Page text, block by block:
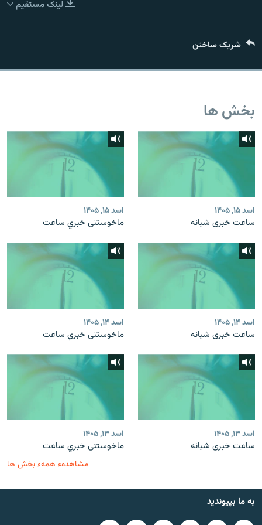
صفحه پشتو
همۀ سایت‌های رادیو آزادی/ رادیو اروپای آزاد
لینک مستقیم
شریک ساختن
بخش ها
اسد ۱۵, ۱۴۰۵
ساعت خبری شبانه
اسد ۱۵, ۱۴۰۵
ماخوستنی خبري ساعت
اسد ۱۴, ۱۴۰۵
ساعت خبری شبانه
اسد ۱۴, ۱۴۰۵
ماخوستنی خبري ساعت
اسد ۱۳, ۱۴۰۵
ساعت خبری شبانه
اسد ۱۳, ۱۴۰۵
ماخوستنی خبري ساعت
مشاهدهء همهء بخش ها
به ما بپیوندید